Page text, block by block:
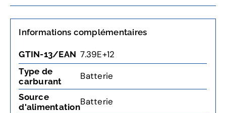
Informations complémentaires
GTIN-13/EAN 7.39E+12
Type de
carburant
Batterie
Source
d'alimentationBatterie